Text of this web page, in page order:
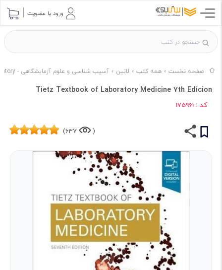
ورود یا عضویت
صفحه نخست همه کتب لاتین آسیب شناسی و علوم آزمایشگاهی - Pathology & Laboratory
Tietz Textbook of Laboratory Medicine 7th Edicion
کد : 175961
(
637)